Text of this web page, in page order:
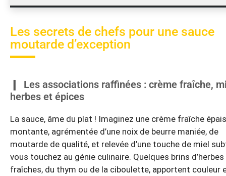
Les secrets de chefs pour une sauce
moutarde d’exception
Les associations raffinées : crème fraîche,
herbes et épices
La sauce, âme du plat ! Imaginez une crème fraîche
montante, agrémentée d’une noix de beurre maniée, de
moutarde de qualité, et relevée d’une touche de miel
vous touchez au génie culinaire. Quelques brins d’herbes
fraîches, du thym ou de la ciboulette, apportent couleur